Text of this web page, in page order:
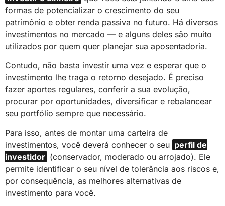
formas de potencializar o crescimento do seu
patrimônio e obter renda passiva no futuro. Há diversos
investimentos no mercado — e alguns deles são muito
utilizados por quem quer planejar sua aposentadoria.
Contudo, não basta investir uma vez e esperar que o
investimento lhe traga o retorno desejado. É preciso
fazer aportes regulares, conferir a sua evolução,
procurar por oportunidades, diversificar e rebalancear
seu portfólio sempre que necessário.
Para isso, antes de montar uma carteira de
investimentos, você deverá conhecer o seu perfil de
investidor (conservador, moderado ou arrojado). Ele
permite identificar o seu nível de tolerância aos riscos e,
por consequência, as melhores alternativas de
investimento para você.